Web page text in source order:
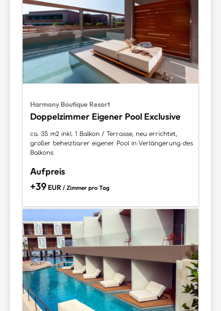
Harmony Boutique Resort
Doppelzimmer Eigener Pool Exclusive
ca. 35 m2 inkl. 1 Balkon / Terrasse, neu errichtet,
großer beheizbarer eigener Pool in Verlängerung des
Balkons
Aufpreis
+39 EUR / Zimmer pro Tag